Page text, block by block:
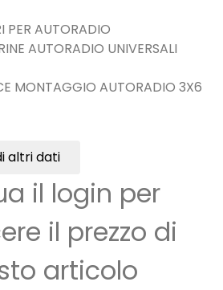
PER AUTORADIO
AUTORADIO UNIVERSALI
MONTAGGIO AUTORADIO 3X6
altri dati
il login per
il prezzo di
articolo